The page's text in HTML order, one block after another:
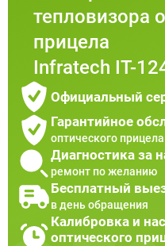
тепловизора
прицела
Infratech IT-
Официальный
Гарантийное
оптического
Диагностика за
ремонт по желанию
Бесплатный
в день обращения
Калибровка и
оптического